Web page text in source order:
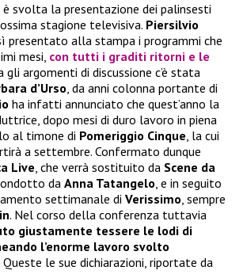
svolta la presentazione dei palinsesti
stagione televisiva. Piersilvio
presentato alla stampa i programmi che
mesi, con tutti i graditi ritorni e le
gli argomenti di discussione c’è stata
d’Urso, da anni colonna portante di
ha infatti annunciato che quest’anno la
dopo mesi di duro lavoro in piena
al timone di Pomeriggio Cinque, la cui
a settembre. Confermato dunque
Live, che verrà sostituito da Scene da
daAnna Tatangelo, e in seguito
settimanale di Verissimo, sempre
. Nel corso della conferenza tuttavia
giustamente tessere le lodi di
l’enorme lavoro svolto
Queste le sue dichiarazioni, riportate da